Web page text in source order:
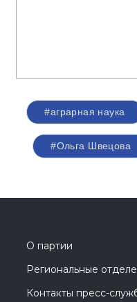
#аграрная наука
#Ольга Швецова
О партии
Региональные
Контакты пресс-